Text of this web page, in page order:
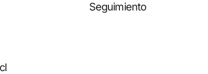
Seguimiento